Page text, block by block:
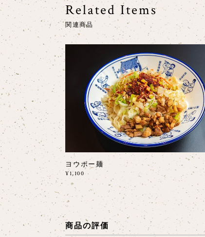
Related Items
関連商品
ヨウポー麺
¥1,100
商品の評価